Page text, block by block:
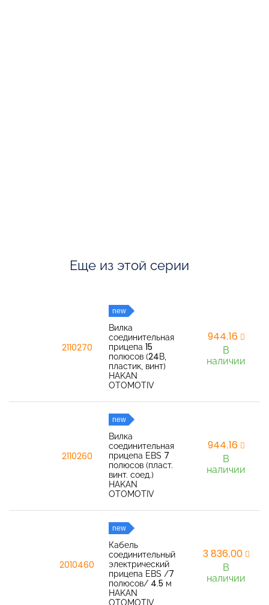
Еще из этой серии
2110270
new
Вилка
соединительная
прицепа 15
полюсов (24В,
пластик, винт)
HAKAN
OTOMOTIV
944,16
В
наличии
2110260
new
Вилка
соединительная
прицепа EBS 7
полюсов (пласт.
винт. соед.)
HAKAN
OTOMOTIV
944,16
В
наличии
2010460
new
Кабель
соединительный
электрический
прицепа EBS /7
полюсов/ 4.5 м
HAKAN
OTOMOTIV
3 836,00
В
наличии